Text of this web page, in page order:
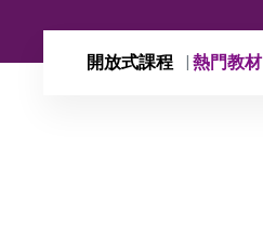
開放式課程 熱門教材